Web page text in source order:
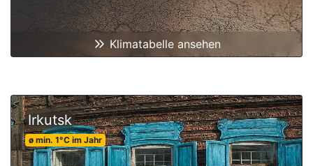
Klimatabelle ansehen
Irkutsk
ø min. 1°C im Jahr